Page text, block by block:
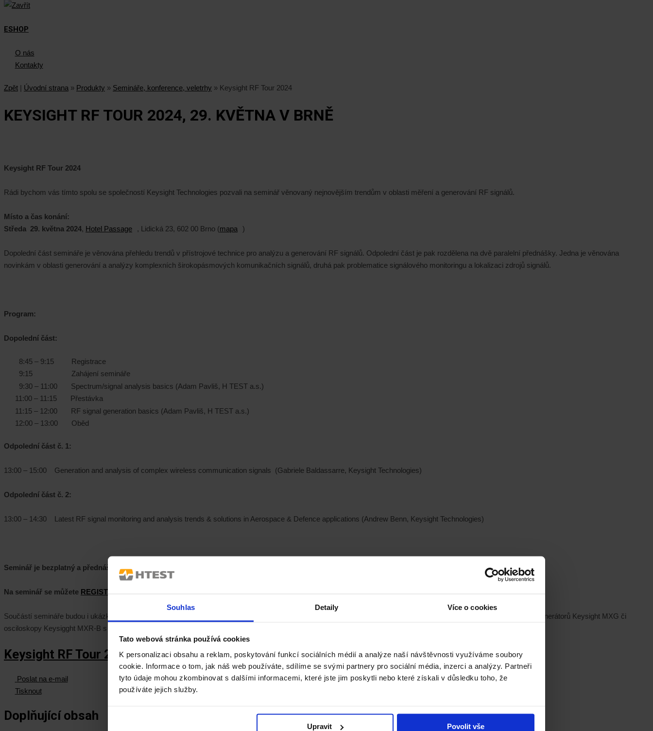
Souhlas Detaily Více o cookies
Tato webová stránka používá cookies
K personalizaci obsahu a reklam, poskytování funkcí sociálních médií a analýze naší návštěvnosti využíváme soubory
cookie. Informace o tom, jak náš web používáte, sdílíme se svými partnery pro sociální média, inzerci a analýzy. Partneři
tyto údaje mohou zkombinovat s dalšími informacemi, které jste jim poskytli nebo které získali v důsledku toho, že
používáte jejich služby.
Upravit Povolit vše
ESHOP
O nás
Kontakty
Zpět | Úvodní strana » Produkty » Semináře, konference, veletrhy » Keysight RF Tour 2024
KEYSIGHT RF TOUR 2024, 29. KVĚTNA V BRNĚ
Keysight RF Tour 2024
Rádi bychom vás tímto spolu se společností Keysight Technologies pozvali na seminář věnovaný nejnovějším trendům v oblasti měření a generování RF signálů.
Místo a čas konání:
Středa 29. května 2024, Hotel Passage , Lidická 23, 602 00 Brno (mapa )
Dopolední část semináře je věnována přehledu trendů v přístrojové technice pro analýzu a generování RF signálů. Odpolední část je pak rozdělena na dvě paralelní přednášky. Jedna je věnována
novinkám v oblasti generování a analýzy komplexních širokopásmových komunikačních signálů, druhá pak problematice signálového monitoringu a lokalizaci zdrojů signálů.
Program:
Dopolední část:
8:45 – 9:15 Registrace
9:15 Zahájení semináře
9:30 – 11:00 Spectrum/signal analysis basics (Adam Pavliš, H TEST a.s.)
11:00 – 11:15 Přestávka
11:15 – 12:00 RF signal generation basics (Adam Pavliš, H TEST a.s.)
12:00 – 13:00 Oběd
Odpolední část č. 1:
13:00 – 15:00 Generation and analysis of complex wireless communication signals (Gabriele Baldassarre, Keysight Technologies)
Odpolední část č. 2:
13:00 – 14:30 Latest RF signal monitoring and analysis trends & solutions in Aerospace & Defence applications (Andrew Benn, Keysight Technologies)
Seminář je bezplatný a přednášky budou probíhat v češtině a angličtině.
Na seminář se můžete REGISTROVAT ZDE
Součástí semináře budou i ukázky měření s nejnovějšími přístroji Keysight pro RF měření jako jsou spektrální analyzátory Keysight UXA a FieldFox, nová generace RF generátorů Keysight MXG či
osciloskopy Keysigght MXR-B s multikanálovým real-time spektrálním analyzátorem.
Keysight RF Tour 2024 - prezentace ke stažení
Poslat na e-mail
Tisknout
Doplňující obsah